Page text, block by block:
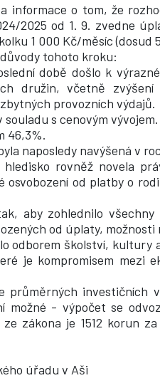
informace o tom, že
2025 od 1. 9. zvedne
1 000 Kč/měsíc (dosud
tohoto kroku:
době došlo k
družin, včetně zvýšení
provozních výdajů.
s cenovým vývojem.
46,3%.
naposledy navýšená v
rovněž novela
osvobození od platby o
aby zohlednilo
od úplaty,
odborem školství, kultury
je kompromisem mezi
průměrných investičních
- výpočet se
zákona je 1512 korun
úřadu v Aši